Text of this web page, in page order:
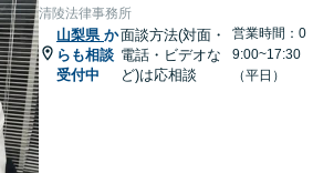
清陵法律事務所
山梨県 か
らも相談
受付中
面談方法(対面・
電話・ビデオな
ど)は応相談
営業時間：0
9:00~17:30
（平日）